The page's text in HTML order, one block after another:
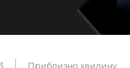
Приблизно хвилину